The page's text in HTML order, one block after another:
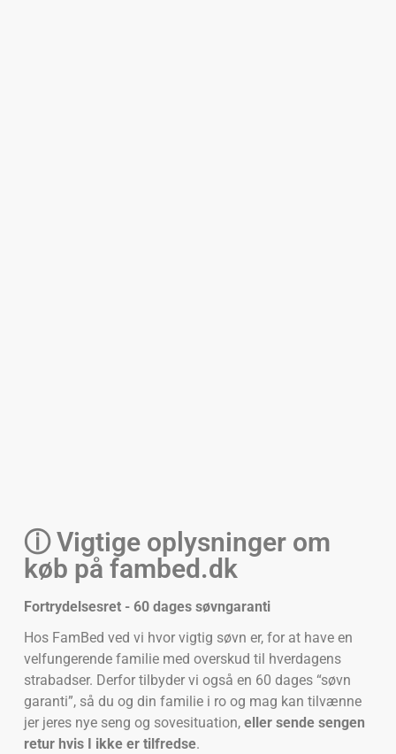
ⓘ Vigtige oplysninger om
køb på fambed.dk
Fortrydelsesret - 60 dages søvngaranti
Hos FamBed ved vi hvor vigtig søvn er, for at have en
velfungerende familie med overskud til hverdagens
strabadser. Derfor tilbyder vi også en 60 dages “søvn
garanti”, så du og din familie i ro og mag kan tilvænne
jer jeres nye seng og sovesituation, eller sende sengen
retur hvis I ikke er tilfredse.